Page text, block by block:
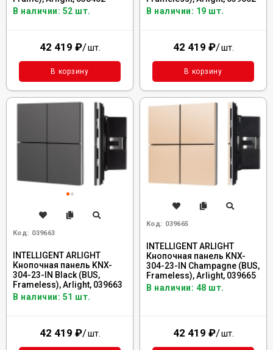
В наличии: 52 шт.
42 419 ₽/шт.
В корзину
В наличии: 19 шт.
42 419 ₽/шт.
В корзину
Код: 039663
INTELLIGENT ARLIGHT
Кнопочная панель KNX-
304-23-IN Black (BUS,
Frameless), Arlight, 039663
В наличии: 51 шт.
42 419 ₽/шт.
Код: 039665
INTELLIGENT ARLIGHT
Кнопочная панель KNX-
304-23-IN Champagne (BUS,
Frameless), Arlight, 039665
В наличии: 48 шт.
42 419 ₽/шт.